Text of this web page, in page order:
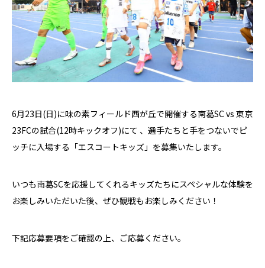
6月23日(日)に味の素フィールド西が丘で開催する南葛SC vs 東京
23FCの試合(12時キックオフ)にて 、選手たちと手をつないでピ
ッチに入場する「エスコートキッズ」を募集いたします。
いつも南葛SCを応援してくれるキッズたちにスペシャルな体験を
お楽しみいただいた後、ぜひ観戦もお楽しみください！
下記応募要項をご確認の上、ご応募ください。